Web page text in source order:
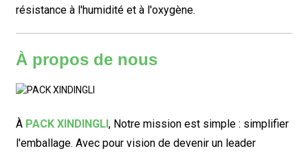
résistance à l'humidité et à l'oxygène.
À propos de nous
À PACK XINDINGLI, Notre mission est simple : simplifier
l'emballage. Avec pour vision de devenir un leader